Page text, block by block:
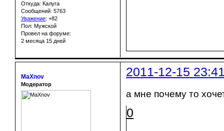
Откуда: Калуга
Сообщений: 5763
Уважение: +82
Пол: Мужской
Провел на форуме:
2 месяца 15 дней
2011-12-15
MaXnov
Модератор
а мне почему то
0